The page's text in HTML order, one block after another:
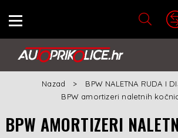
Nazad
BPW NALETNA RUDA I
BPW amortizeri naletnih
BPW AMORTIZERI